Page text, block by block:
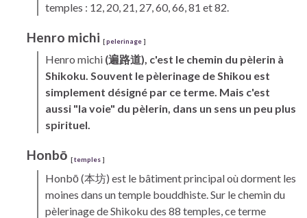
temples : 12, 20, 21, 27, 60, 66, 81 et 82.
Henro michi [pelerinage]
Henro michi (遍路道), c'est le chemin du pèlerin à
Shikoku. Souvent le pèlerinage de Shikou est
simplement désigné par ce terme. Mais c'est
aussi "la voie" du pèlerin, dans un sens un peu plus
spirituel.
Honbō [temples]
Honbō(本坊) est le bâtiment principal où dorment les
moines dans un temple bouddhiste. Sur le chemin du
pèlerinage deShikokudes 88 temples, ce terme